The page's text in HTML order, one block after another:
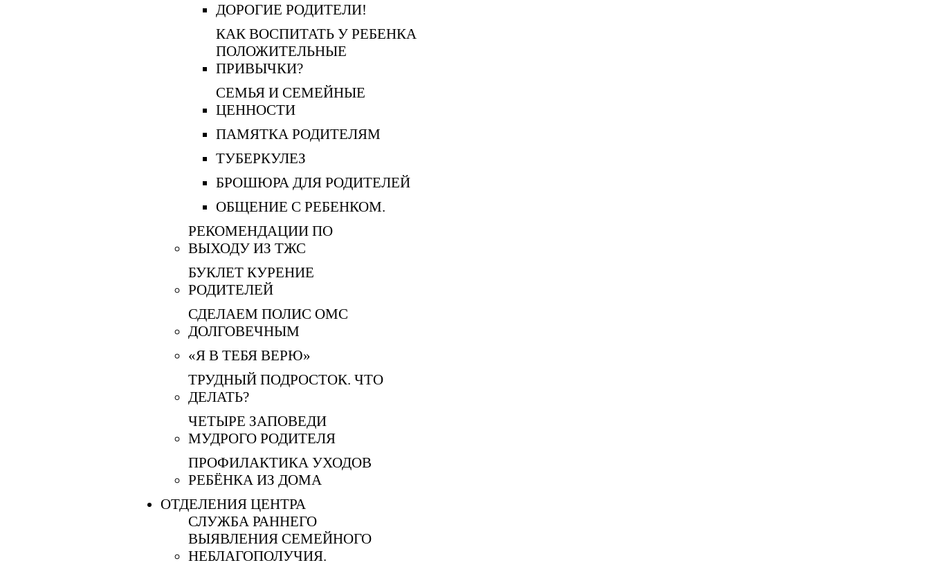
ДОРОГИЕ РОДИТЕЛИ!
КАК ВОСПИТАТЬ У РЕБЕНКА
ПОЛОЖИТЕЛЬНЫЕ
ПРИВЫЧКИ?
СЕМЬЯ И СЕМЕЙНЫЕ
ЦЕННОСТИ
ПАМЯТКА РОДИТЕЛЯМ
ТУБЕРКУЛЕЗ
БРОШЮРА ДЛЯ РОДИТЕЛЕЙ
ОБЩЕНИЕ С РЕБЕНКОМ.
РЕКОМЕНДАЦИИ ПО
ВЫХОДУ ИЗ ТЖС
БУКЛЕТ КУРЕНИЕ
РОДИТЕЛЕЙ
СДЕЛАЕМ ПОЛИС ОМС
ДОЛГОВЕЧНЫМ
«Я В ТЕБЯ ВЕРЮ»
ТРУДНЫЙ ПОДРОСТОК. ЧТО
ДЕЛАТЬ?
ЧЕТЫРЕ ЗАПОВЕДИ
МУДРОГО РОДИТЕЛЯ
ПРОФИЛАКТИКА УХОДОВ
РЕБЁНКА ИЗ ДОМА
ОТДЕЛЕНИЯ ЦЕНТРА
СЛУЖБА РАННЕГО
ВЫЯВЛЕНИЯ СЕМЕЙНОГО
НЕБЛАГОПОЛУЧИЯ.